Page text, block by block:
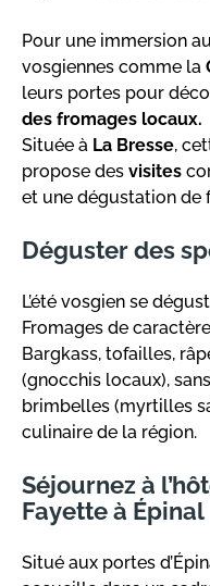
Pour une immersion
vosgiennes comme la
leurs portes pour
des fromages locaux.
Située à La Bresse,
propose des visites
et une dégustation de
Déguster des
L’été vosgien se
Fromages de
Bargkass, tofailles,
(gnocchis locaux),
brimbelles (myrtilles
culinaire de la région.
Séjournez à
Fayette à Épinal
Situé aux portes